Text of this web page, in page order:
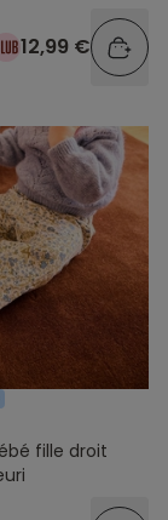
12,99 €
fille droit